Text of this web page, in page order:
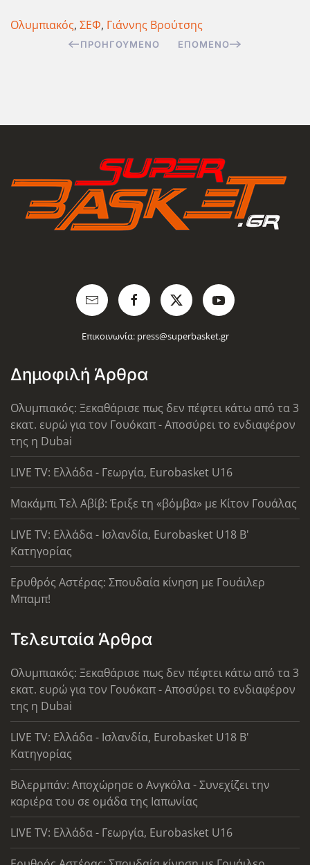
Ολυμπιακός, ΣΕΦ, Γιάννης Βρούτσης
ΠΡΟΗΓΟΎΜΕΝΟ ΕΠΌΜΕΝΟ
Επικοινωνία: press@superbasket.gr
Δημοφιλή Άρθρα
Ολυμπιακός: Ξεκαθάρισε πως δεν πέφτει κάτω από τα 3
εκατ. ευρώ για τον Γουόκαπ - Αποσύρει το ενδιαφέρον
της η Dubai
LIVE TV: Ελλάδα - Γεωργία, Eurobasket U16
Μακάμπι Τελ Αβίβ: Έριξε τη «βόμβα» με Κίτον Γουάλας
LIVE TV: Ελλάδα - Ισλανδία, Eurobasket U18 Β'
Κατηγορίας
Ερυθρός Αστέρας: Σπουδαία κίνηση με Γουάιλερ
Μπαμπ!
Τελευταία Άρθρα
Ολυμπιακός: Ξεκαθάρισε πως δεν πέφτει κάτω από τα 3
εκατ. ευρώ για τον Γουόκαπ - Αποσύρει το ενδιαφέρον
της η Dubai
LIVE TV: Ελλάδα - Ισλανδία, Eurobasket U18 Β'
Κατηγορίας
Βιλερμπάν: Αποχώρησε ο Ανγκόλα - Συνεχίζει την
καριέρα του σε ομάδα της Ιαπωνίας
LIVE TV: Ελλάδα - Γεωργία, Eurobasket U16